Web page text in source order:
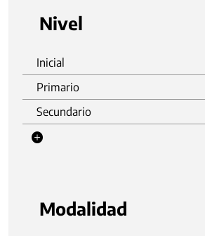
Nivel
Inicial
Primario
Secundario
Modalidad